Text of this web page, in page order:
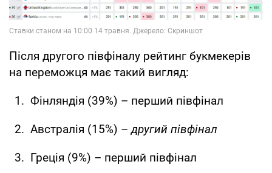
Після другого півфіналу рейтинг букмекерів
на переможця має такий вигляд:
Фінляндія (39%) – перший півфінал
Австралія (15%) –другий півфінал
Греція (9%) – перший півфінал